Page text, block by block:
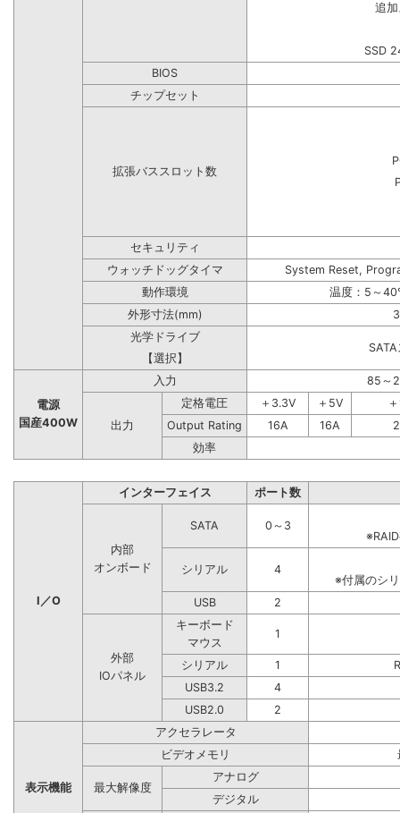
追
SSD
BIOS
チップセット
拡張バススロット数
セキュリティ
ウォッチドッグタイマ
System Reset,
動作環境
温度：5～
外形寸法(mm)
光学ドライブ
【選択】
電源
国産400W
入力 85～
出力
定格電圧 ＋3.3V ＋5V
Output Rating
16A 16A
効率
I／O
インターフェイス ポート数
内部
オンボード
SATA
0～3
シリアル
4
※付属のシ
USB
2
外部
IOパネル
キーボード
マウス
1
シリアル 1
USB3.2
4
USB2.0
2
表示機能
アクセラレータ
ビデオメモリ
最大解像度
アナログ
デジタル